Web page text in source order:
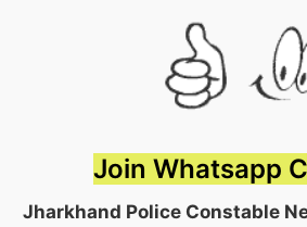
Join Whatsapp
Jharkhand Police Constable